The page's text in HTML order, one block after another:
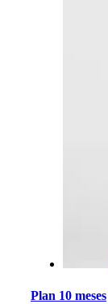
Plan 10 meses